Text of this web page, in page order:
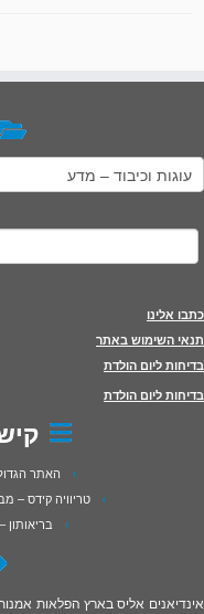
קטגוריות
חיפוש:
כתבו אלינו
תנאי השימוש באתר
בדיחות ליום הולדת
בדיחות ליום הולדת
האתר
טריוויה קידס –
בריאותון
אינדיאנים אליס בארץ הפלאות